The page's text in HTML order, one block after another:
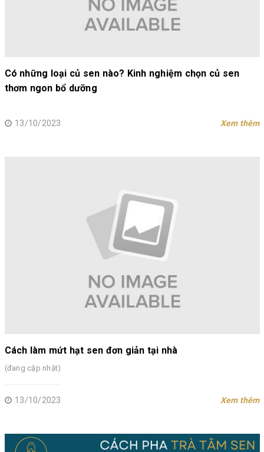
Có những loại củ sen nào? Kinh nghiệm chọn củ sen
thơm ngon bổ dưỡng
13/10/2023 Xem thêm
Cách làm mứt hạt sen đơn giản tại nhà
(đang cập nhật)
13/10/2023 Xem thêm